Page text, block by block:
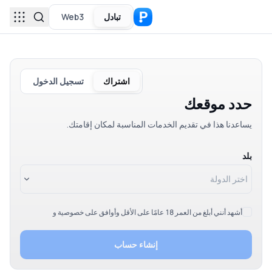
تبادل Web3
اشتراك تسجيل الدخول
حدد موقعك
يساعدنا هذا في تقديم الخدمات المناسبة لمكان إقامتك.
بلد
اختر الدولة
أشهد أنني أبلغ من العمر 18 عامًا على الأقل وأوافق على خصوصية و
إنشاء حساب